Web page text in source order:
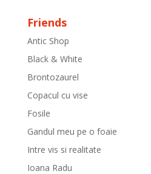
Friends
Antic Shop
Black & White
Brontozaurel
Copacul cu vise
Fosile
Gandul meu pe o foaie
Intre vis si realitate
Ioana Radu